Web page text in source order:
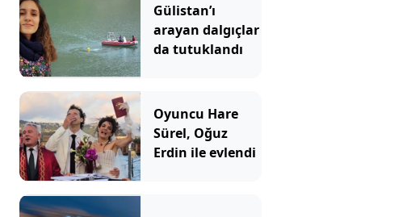
Gülistan’ı
arayan dalgıçlar
da tutuklandı
Oyuncu Hare
Sürel, Oğuz
Erdin ile evlendi